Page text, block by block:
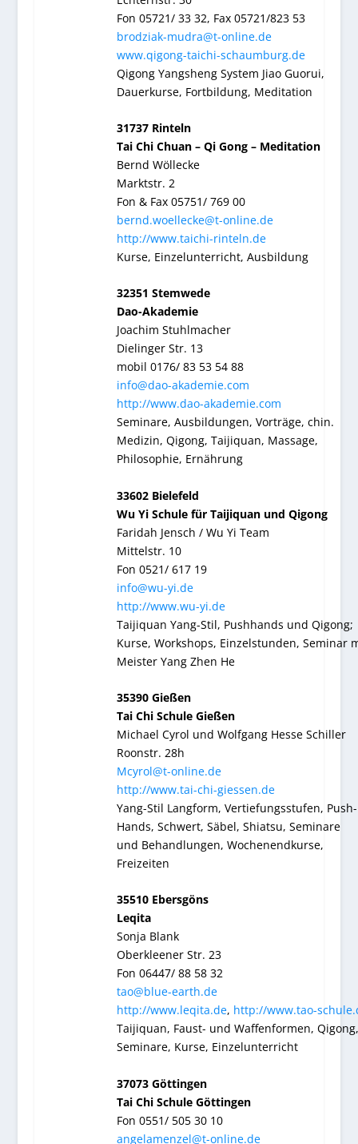
Fon 05721/ 33 32, Fax 05721/823 53
brodziak-mudra@t-online.de
www.qigong-taichi-schaumburg.de
Qigong Yangsheng System Jiao Guorui,
Dauerkurse, Fortbildung, Meditation
31737 Rinteln
Tai Chi Chuan – Qi Gong – Meditation
Bernd Wöllecke
Marktstr. 2
Fon & Fax 05751/ 769 00
bernd.woellecke@t-online.de
http://www.taichi-rinteln.de
Kurse, Einzelunterricht, Ausbildung
32351 Stemwede
Dao-Akademie
Joachim Stuhlmacher
Dielinger Str. 13
mobil 0176/ 83 53 54 88
info@dao-akademie.com
http://www.dao-akademie.com
Seminare, Ausbildungen, Vorträge, chin.
Medizin, Qigong, Taijiquan, Massage,
Philosophie, Ernährung
33602 Bielefeld
Wu Yi Schule für Taijiquan und Qigong
Faridah Jensch / Wu Yi Team
Mittelstr. 10
Fon 0521/ 617 19
info@wu-yi.de
http://www.wu-yi.de
Taijiquan Yang-Stil, Pushhands und Qigong;
Kurse, Workshops, Einzelstunden, Seminar
Meister Yang Zhen He
35390 Gießen
Tai Chi Schule Gießen
Michael Cyrol und Wolfgang Hesse Schiller
Roonstr. 28h
Mcyrol@t-online.de
http://www.tai-chi-giessen.de
Yang-Stil Langform, Vertiefungsstufen, Push-
Hands, Schwert, Säbel, Shiatsu, Seminare
und Behandlungen, Wochenendkurse,
Freizeiten
35510 Ebersgöns
Leqita
Sonja Blank
Oberkleener Str. 23
Fon 06447/ 88 58 32
tao@blue-earth.de
http://www.leqita.de, http://www.tao-
Taijiquan, Faust- und Waffenformen, Qigong,
Seminare, Kurse, Einzelunterricht
37073 Göttingen
Tai Chi Schule Göttingen
Fon 0551/ 505 30 10
angelamenzel@t-online.de